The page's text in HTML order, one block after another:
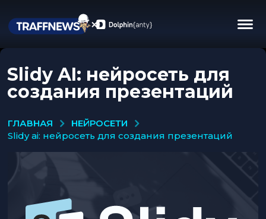
Slidy AI: нейросеть для
создания презентаций
ГЛАВНАЯ
НЕЙРОСЕТИ
slidy ai: нейросеть для создания презентаций